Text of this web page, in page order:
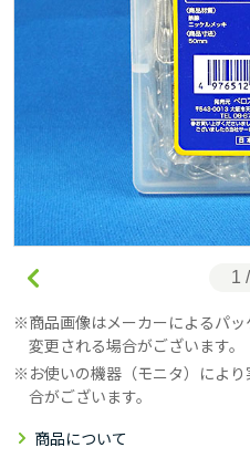
1
商品画像はメーカーによるパ
変更される場合がございます。
お使いの機器（モニタ）によ
合がございます。
商品について